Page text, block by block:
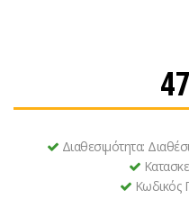
Διαθεσιμότητα:
Κωδικός